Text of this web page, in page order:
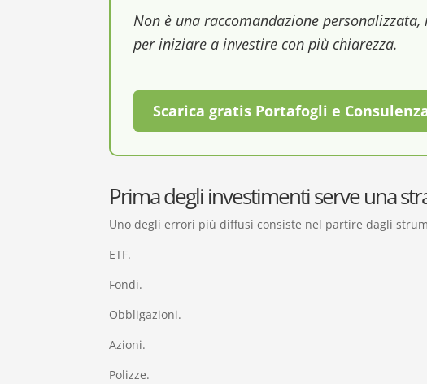
Non è una raccomandazione
per iniziare a investire con più chiarezza.
Scarica gratis Portafogli e
Prima degli investimenti serve una
Uno degli errori più diffusi consiste nel partire dagli
ETF.
Fondi.
Obbligazioni.
Azioni.
Polizze.